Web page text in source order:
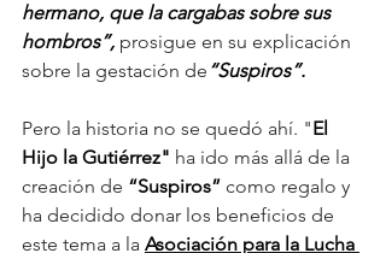
hermano, que la cargabas sobre sus
hombros”, prosigue en su explicación
sobre la gestación de “Suspiros”.
Pero la historia no se quedó ahí. "El
Hijo la Gutiérrez" ha ido más allá de la
creación de “Suspiros” como regalo y
ha decidido donar los beneficios de
este tema a la Asociación para la Lucha